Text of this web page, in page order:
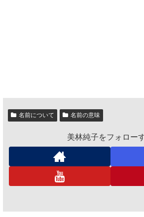
名前について 名前の意味
美林純子をフォロー